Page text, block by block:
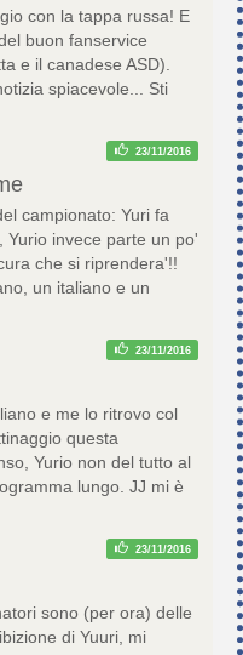
con la tappa russa! E
buon fanservice
e il canadese ASD).
spiacevole... Sti
23/11/2016
campionato: Yuri fa
Yurio invece parte un po'
che si riprendera'!!
un italiano e un
23/11/2016
e me lo ritrovo col
questa
Yurio non del tutto al
lungo. JJ mi è
23/11/2016
sono (per ora) delle
di Yuuri, mi